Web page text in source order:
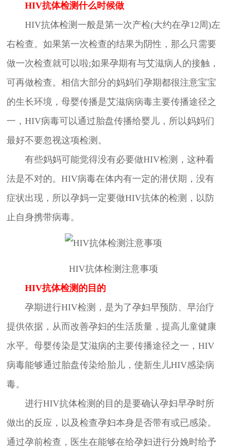
HIV抗体检测什么时候做
HIV抗体检测一般是第一次产检(大约在孕12周)左
右检查。如果第一次检查的结果为阴性，那么只需要
做一次检查就可以啦;如果孕期有与艾滋病人的接触，
可再做检查。相信大部分的妈妈们孕期都很注意宝宝
的生长环境，母婴传播是艾滋病病毒主要传播途径之
一，HIV病毒可以通过胎盘传播给婴儿，所以妈妈们
最好不要忽视这项检测。
有些妈妈可能觉得没有必要做HIV检测，这种看
法是不对的。HIV病毒在体内有一定的潜伏期，没有
症状出现，所以孕妈一定要做HIV抗体的检测，以防
止自身携带病毒。
HIV抗体检测注意事项
HIV抗体检测的目的
孕期进行HIV检测，是为了孕妇早预防、早治疗
提供依据，从而改善孕妇的生活质量，提高儿童健康
水平。母婴传染是艾滋病的主要传播途径之一，HIV
病毒能够通过胎盘传染给胎儿，使新生儿HIV感染病
毒。
进行HIV抗体检测的目的是要确认孕妇早孕时所
做出的反应，以及检查孕妇本身是否带有或已感染。
通过孕前检查，医生在能够在给孕妇进行分娩时给予